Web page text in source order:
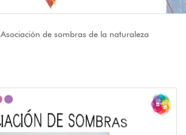
Asociación de sombras de la naturaleza